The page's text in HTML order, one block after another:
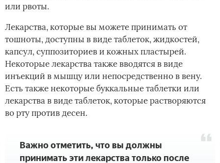
или рвоты.
Лекарства, которые вы можете принимать от
тошноты, доступны в виде таблеток, жидкостей,
капсул, суппозиториев и кожных пластырей.
Некоторые лекарства также вводятся в виде
инъекций в мышцу или непосредственно в вену.
Есть также некоторые буккальные таблетки или
лекарства в виде таблеток, которые растворяются
во рту против десен.
Важно отметить, что вы должны
принимать эти лекарства только после